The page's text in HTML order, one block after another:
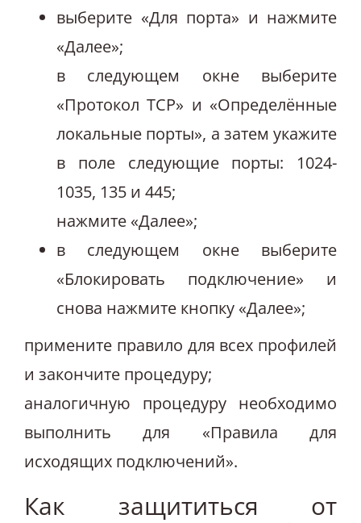
выберите «Для порта» и нажмите
«Далее»;
в следующем окне выберите
«Протокол TCP» и «Определённые
локальные порты», а затем укажите
в поле следующие порты: 1024-
1035, 135 и 445;
нажмите «Далее»;
в следующем окне выберите
«Блокировать подключение» и
снова нажмите кнопку «Далее»;
примените правило для всех профилей
и закончите процедуру;
аналогичную процедуру необходимо
выполнить для «Правила для
исходящих подключений».
Как защититься от